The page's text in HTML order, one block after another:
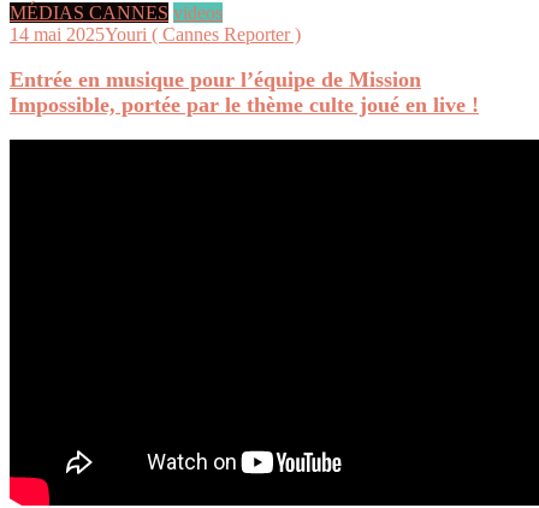
MÉDIAS CANNES videos
14 mai 2025Youri ( Cannes Reporter )
Entrée en musique pour l’équipe de Mission
Impossible, portée par le thème culte joué en live !